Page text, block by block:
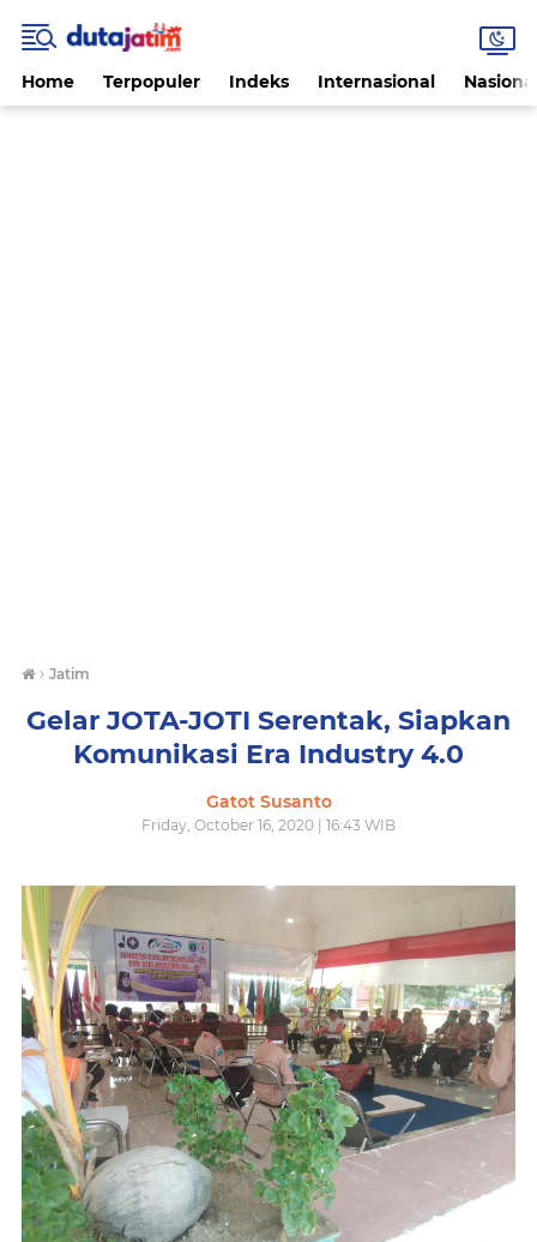
Home Terpopuler Indeks Internasional
› Jatim
Gelar JOTA-JOTI Serentak, Siapkan
Komunikasi Era Industry 4.0
Gatot Susanto
Friday, October 16, 2020 | 16:43 WIB